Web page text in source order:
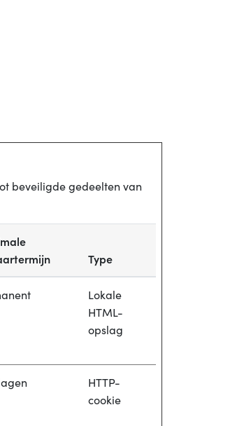
beveiligde gedeelten van
Type
Lokale
HTML-
opslag
HTTP-
cookie